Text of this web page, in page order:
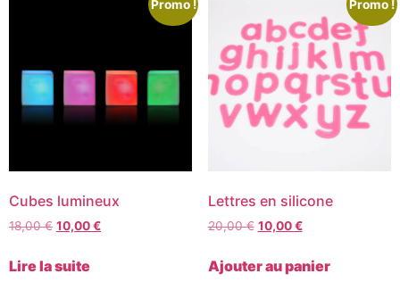
Promo !
Cubes lumineux
18,00€ 10,00€
Lire la suite
Promo !
Lettres en silicone
20,00€ 10,00€
Ajouter au panier